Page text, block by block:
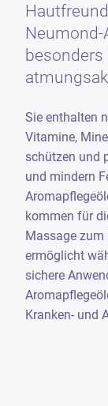
Sie enthalten
Vitamine,
schützen und
und mindern
kommen für
Massage zum
ermöglicht
sichere
Kranken- und